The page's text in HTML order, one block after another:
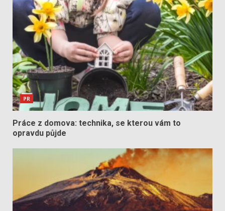
PR
Práce z domova: technika, se kterou vám to
opravdu půjde